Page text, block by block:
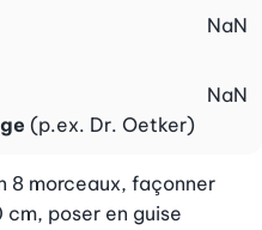
NaN
(p.ex. Dr. Oetker)
NaN
8 morceaux, façonner
cm, poser en guise